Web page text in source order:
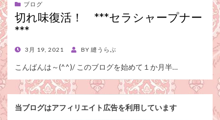
ブログ
切れ味復活！ ***セラシャープナー
***
POSTED
3月 19, 2021 BY 縫うらぶ
こんばんは～(^^)/ このブログを始めて１か月半…
当ブログはアフィリエイト広告を利用しています